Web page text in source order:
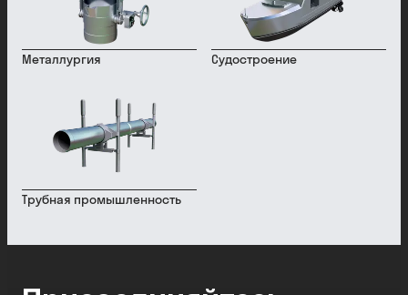
Металлургия Судостроение
Трубная промышленность